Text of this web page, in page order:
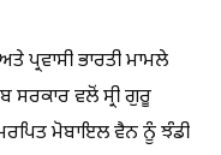
ਪ੍ਰਵਾਸੀ ਭਾਰਤੀ ਮਾਮਲੇ
ਸਰਕਾਰ ਵਲੋਂ ਸ੍ਰੀ ਗੁਰੂ
ਮੋਬਾਇਲ ਵੈਨ ਨੂੰ ਝੰਡੀ